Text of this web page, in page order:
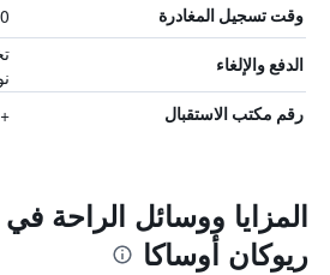
وقت تسجيل المغادرة
الدفع والإلغاء
رقم مكتب الاستقبال +81 662 113 587
المزايا ووسائل الراحة في
ريوكان أوساكا